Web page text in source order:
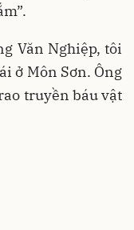
Văn Nghiệp, tôi
ở Môn Sơn. Ông
truyền báu vật